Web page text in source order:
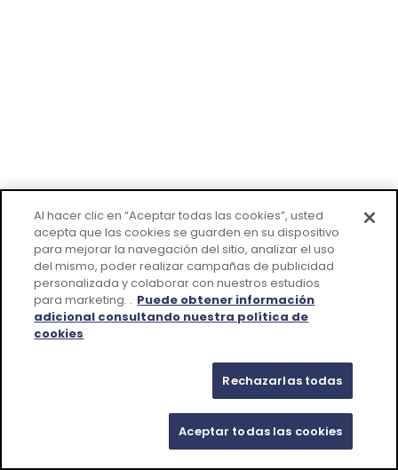
Al hacer clic en “Aceptar todas las cookies”, usted
acepta que las cookies se guarden en su dispositivo
para mejorar la navegación del sitio, analizar el uso
del mismo, poder realizar campañas de publicidad
personalizada y colaborar con nuestros estudios
para marketing. . Puede obtener información
adicional consultando nuestra política de
cookies
Rechazarlas todas
Aceptar todas las cookies